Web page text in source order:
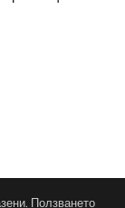
Ползването